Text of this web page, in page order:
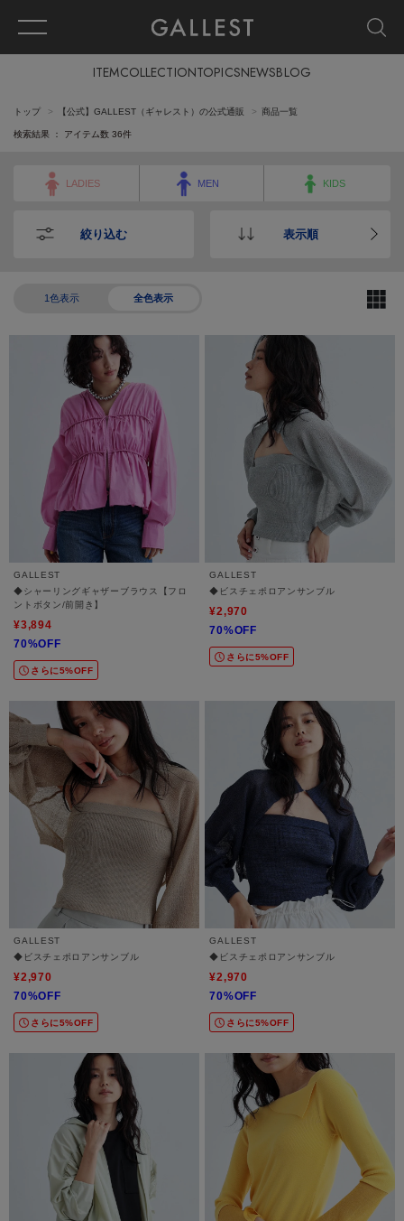
ITEMCOLLECTIONTOPICSNEWSBLOG
トップ 【公式】GALLEST（ギャレスト）の公式通販 商品一覧
検索結果 ： アイテム数 36件
LADIES MEN KIDS
絞り込む 表示順
1色表示 全色表示
GALLEST
◆シャーリングギャザーブラウス【フロ
ントボタン/前開き】
¥3,894
70%OFF
さらに5%OFF
GALLEST
◆ビスチェポロアンサンブル
¥2,970
70%OFF
さらに5%OFF
GALLEST
◆ビスチェポロアンサンブル
¥2,970
70%OFF
さらに5%OFF
GALLEST
◆ビスチェポロアンサンブル
¥2,970
70%OFF
さらに5%OFF